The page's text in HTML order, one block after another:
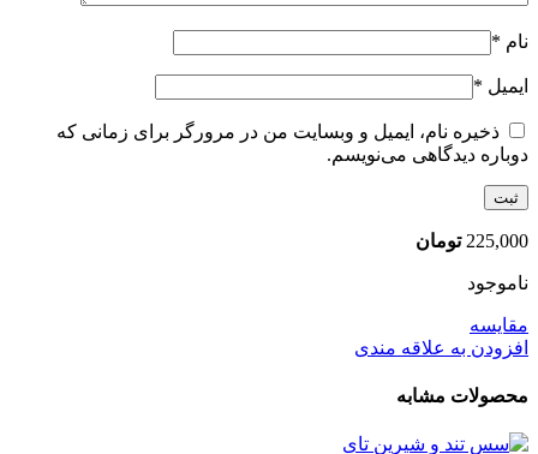
نام *
ایمیل *
ذخیره نام، ایمیل و وبسایت من در مرورگر برای زمانی که
دوباره دیدگاهی می‌نویسم.
225,000 تومان
ناموجود
مقایسه
افزودن به علاقه مندی
محصولات مشابه